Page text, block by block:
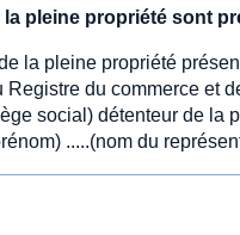
pleine propriété sont
la pleine propriété
du commerce et
social) détenteur de la
.....(nom du